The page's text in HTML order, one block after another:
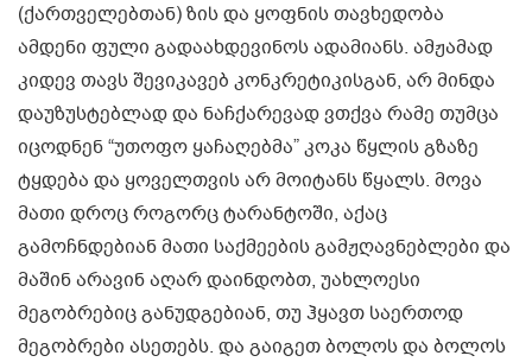
(ქართველებთან) ზის და ყოფნის თავხედობა
ამდენი ფული გადაახდევინოს ადამიანს. ამჟამად
კიდევ თავს შევიკავებ კონკრეტიკისგან, არ მინდა
დაუზუსტებლად და ნაჩქარევად ვთქვა რამე თუმცა
იცოდნენ “უთოფო ყაჩაღებმა” კოკა წყლის გზაზე
ტყდება და ყოველთვის არ მოიტანს წყალს. მოვა
მათი დროც როგორც ტარანტოში, აქაც
გამოჩნდებიან მათი საქმეების გამჟღავნებლები და
მაშინ არავინ აღარ დაინდობთ, უახლოესი
მეგობრებიც განუდგებიან, თუ ჰყავთ საერთოდ
მეგობრები ასეთებს. და გაიგეთ ბოლოს და ბოლოს